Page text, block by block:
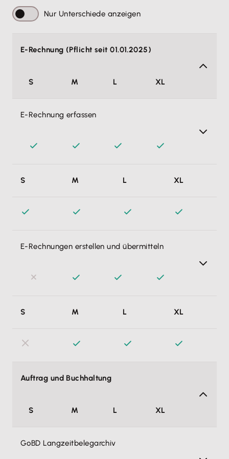
Nur Unterschiede anzeigen
E-Rechnung (Pflicht seit 01.01.2025)
S M L XL
E-Rechnung erfassen
Datensatz erfassen. Damit erfüllst du die seit 01.01.2025
S M L XL
E-Rechnungen erstellen und übermitteln
Datensatz (Formate: ZUGFeRD und XRechnungen)
01.01.2025 geltenden gesetzlichen Vorgaben.
S M L XL
Auftrag und Buchhaltung
S M L XL
GoBD Langzeitbelegarchiv